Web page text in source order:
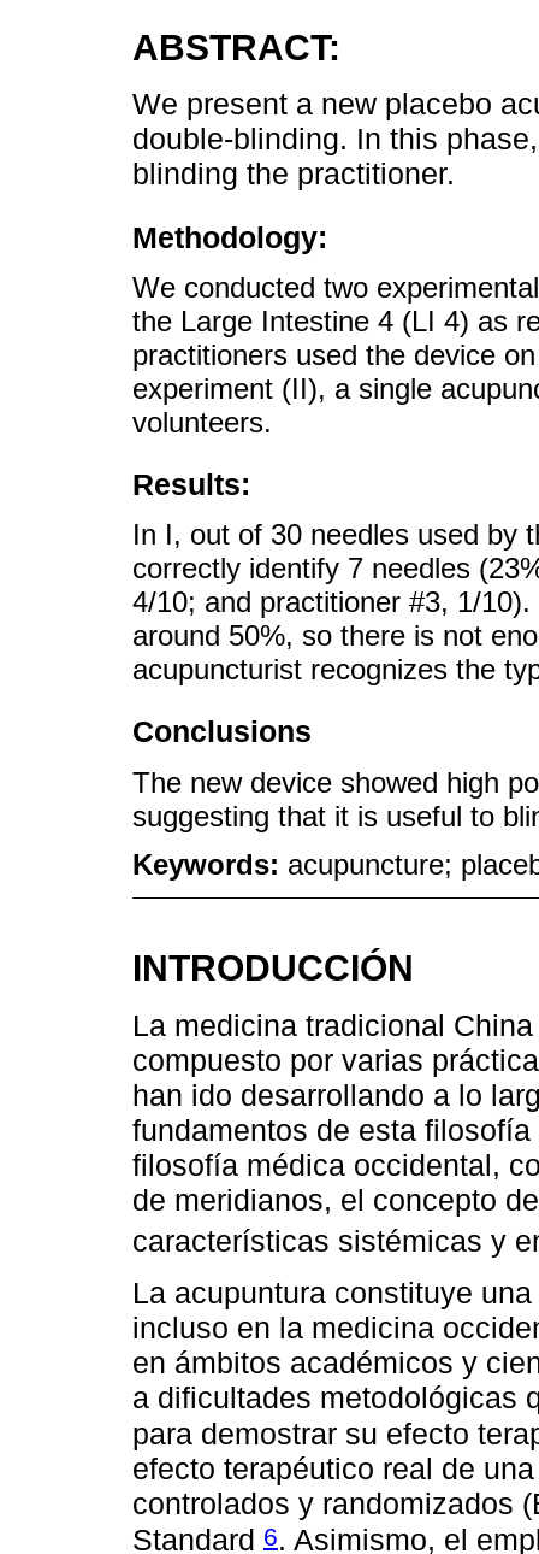
ABSTRACT:
We present a new placebo
double-blinding. In this
blinding the practitioner.
Methodology:
We conducted two
the Large Intestine 4 (LI 4) as
practitioners used the device
experiment (II), a single
volunteers.
Results:
In I, out of 30 needles used by
correctly identify 7 needles
4/10; and practitioner #3, 1/
around 50%, so there is not
acupuncturist recognizes the
Conclusions
The new device showed high
suggesting that it is useful to
Keywords: acupuncture;
INTRODUCCIÓN
La medicina tradicional
compuesto por varias
han ido desarrollando a lo
fundamentos de esta
filosofía médica occidental,
de meridianos, el concepto
características sistémicas y
La acupuntura constituye
incluso en la medicina
en ámbitos académicos y
a dificultades metodológicas
para demostrar su efecto
efecto terapéutico real de
controlados y randomizados
Standard 6. Asimismo, el